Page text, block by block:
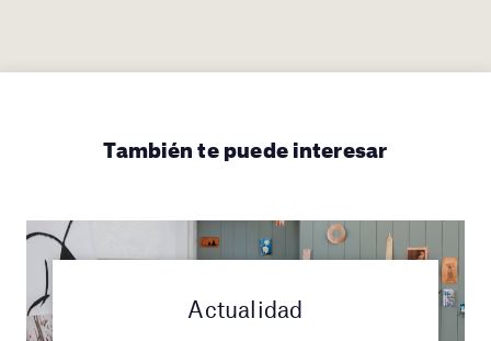
También te puede interesar
Actualidad